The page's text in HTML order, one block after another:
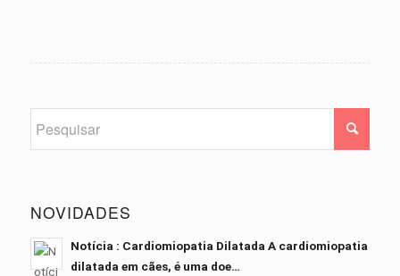
NOVIDADES
Notícia : Cardiomiopatia Dilatada A cardiomiopatia
dilatada em cães, é uma doe…